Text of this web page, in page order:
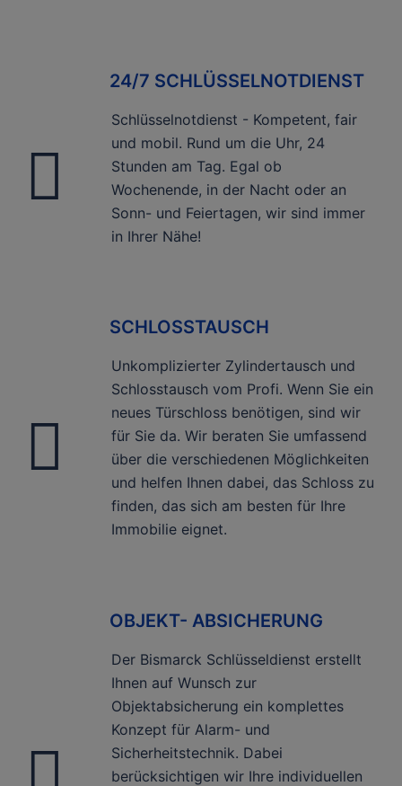
24/7 SCHLÜSSELNOTDIENST
Schlüsselnotdienst - Kompetent, fair
und mobil. Rund um die Uhr, 24
Stunden am Tag. Egal ob
Wochenende, in der Nacht oder an
Sonn- und Feiertagen, wir sind immer
in Ihrer Nähe!
SCHLOSSTAUSCH
Unkomplizierter Zylindertausch und
Schlosstausch vom Profi. Wenn Sie ein
neues Türschloss benötigen, sind wir
für Sie da. Wir beraten Sie umfassend
über die verschiedenen Möglichkeiten
und helfen Ihnen dabei, das Schloss zu
finden, das sich am besten für Ihre
Immobilie eignet.
OBJEKT- ABSICHERUNG
Der Bismarck Schlüsseldienst erstellt
Ihnen auf Wunsch zur
Objektabsicherung ein komplettes
Konzept für Alarm- und
Sicherheitstechnik. Dabei
berücksichtigen wir Ihre individuellen